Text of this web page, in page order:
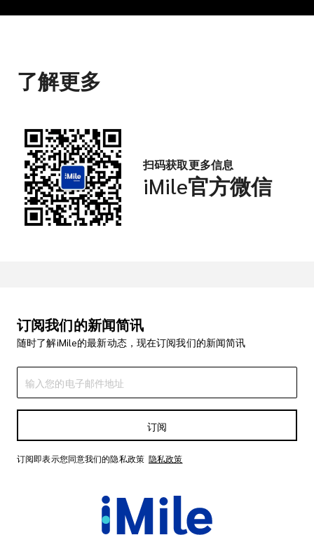
了解更多
扫码获取更多信息
iMile官方微信
订阅我们的新闻简讯
随时了解iMile的最新动态，现在订阅我们的新闻简讯
订阅
订阅即表示您同意我们的隐私政策 隐私政策